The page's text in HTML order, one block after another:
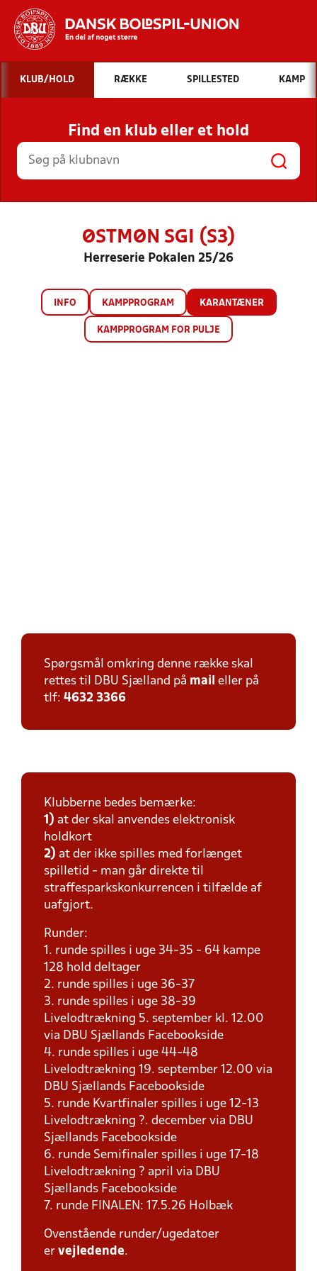
Hvad vil du søge efter?
INDHOLD OG NYHEDER
STILLINGER, RESULTATER, KLUBBER OG
HOLD
KLUB/HOLD RÆKKE SPILLESTED KAMP
Find en klub eller et hold
ØSTMØN SGI (S3)
Herreserie Pokalen 25/26
INFO KAMPPROGRAM KARANTÆNER
KAMPPROGRAM FOR PULJE
Spørgsmål omkring denne række skal
rettes til DBU Sjælland på mail eller på
tlf: 4632 3366
Klubberne bedes bemærke:
1) at der skal anvendes elektronisk
holdkort
2) at der ikke spilles med forlænget
spilletid - man går direkte til
straffesparkskonkurrencen i tilfælde af
uafgjort.
Runder:
1. runde spilles i uge 34-35 - 64 kampe
128 hold deltager
2. runde spilles i uge 36-37
3. runde spilles i uge 38-39
Livelodtrækning 5. september kl. 12.00
via DBU Sjællands Facebookside
4. runde spilles i uge 44-48
Livelodtrækning 19. september 12.00 via
DBU Sjællands Facebookside
5. runde Kvartfinaler spilles i uge 12-13
Livelodtrækning ?. december via DBU
Sjællands Facebookside
6. runde Semifinaler spilles i uge 17-18
Livelodtrækning ? april via DBU
Sjællands Facebookside
7. runde FINALEN: 17.5.26 Holbæk
Ovenstående runder/ugedatoer
er vejledende.